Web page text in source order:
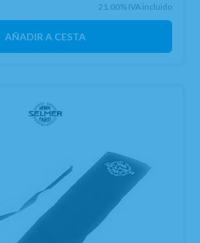
21.00% IVA incluido
AÑADIR A CESTA